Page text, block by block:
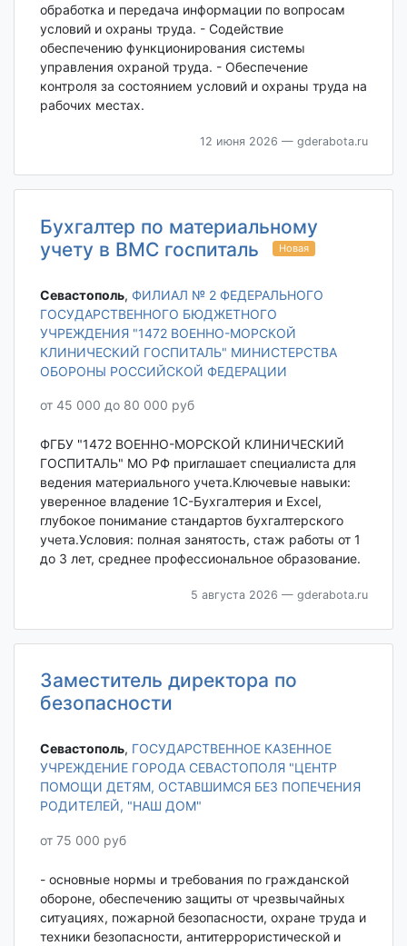
обработка и передача информации по вопросам
условий и охраны труда. - Содействие
обеспечению функционирования системы
управления охраной труда. - Обеспечение
контроля за состоянием условий и охраны труда на
рабочих местах.
12 июня 2026 — gderabota.ru
Бухгалтер по материальному
учету в ВМС госпиталь
Новая
Севастополь‎, ФИЛИАЛ № 2 ФЕДЕРАЛЬНОГО
ГОСУДАРСТВЕННОГО БЮДЖЕТНОГО
УЧРЕЖДЕНИЯ "1472 ВОЕННО-МОРСКОЙ
КЛИНИЧЕСКИЙ ГОСПИТАЛЬ" МИНИСТЕРСТВА
ОБОРОНЫ РОССИЙСКОЙ ФЕДЕРАЦИИ
от 45 000 до 80 000 руб
ФГБУ "1472 ВОЕННО-МОРСКОЙ КЛИНИЧЕСКИЙ
ГОСПИТАЛЬ" МО РФ приглашает специалиста для
ведения материального учета.Ключевые навыки:
уверенное владение 1С-Бухгалтерия и Excel,
глубокое понимание стандартов бухгалтерского
учета.Условия: полная занятость, стаж работы от 1
до 3 лет, среднее профессиональное образование.
5 августа 2026 — gderabota.ru
Заместитель директора по
безопасности
Севастополь‎, ГОСУДАРСТВЕННОЕ КАЗЕННОЕ
УЧРЕЖДЕНИЕ ГОРОДА СЕВАСТОПОЛЯ "ЦЕНТР
ПОМОЩИ ДЕТЯМ, ОСТАВШИМСЯ БЕЗ ПОПЕЧЕНИЯ
РОДИТЕЛЕЙ, "НАШ ДОМ"
от 75 000 руб
- основные нормы и требования по гражданской
обороне, обеспечению защиты от чрезвычайных
ситуациях, пожарной безопасности, охране труда и
техники безопасности, антитеррористической и